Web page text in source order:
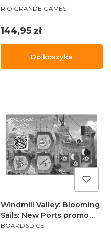
PRODUCENT
RIO GRANDE GAMES
Cena
144,95 zł
Do koszyka
Windmill Valley: Blooming
Sails: New Ports promo
ENG
PRODUCENT
BOARD&DICE